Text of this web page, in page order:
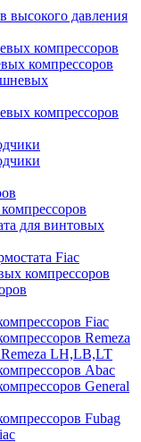
высокого давления
компрессоров
компрессоров
компрессоров
для винтовых
Fiac
компрессоров
Fiac
Remeza
LH,LB,LT
Abac
General
Fubag